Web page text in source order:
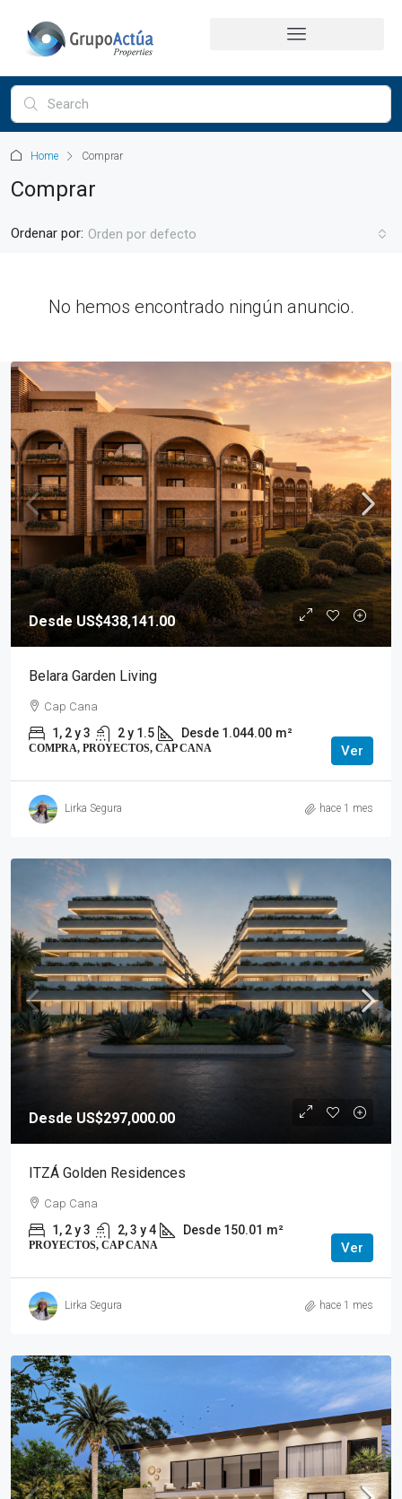
Home Comprar
Comprar
Ordenar por: Orden por defecto
No hemos encontrado ningún anuncio.
Desde US$438,141.00
Belara Garden Living
Cap Cana
1, 2 y 3 2 y 1.5 Desde 1.044.00 m²
COMPRA, PROYECTOS, CAP CANA Ver
Lirka Segura hace 1 mes
Desde US$297,000.00
ITZÁ Golden Residences
Cap Cana
1, 2 y 3 2, 3 y 4 Desde 150.01 m²
PROYECTOS, CAP CANA Ver
Lirka Segura hace 1 mes